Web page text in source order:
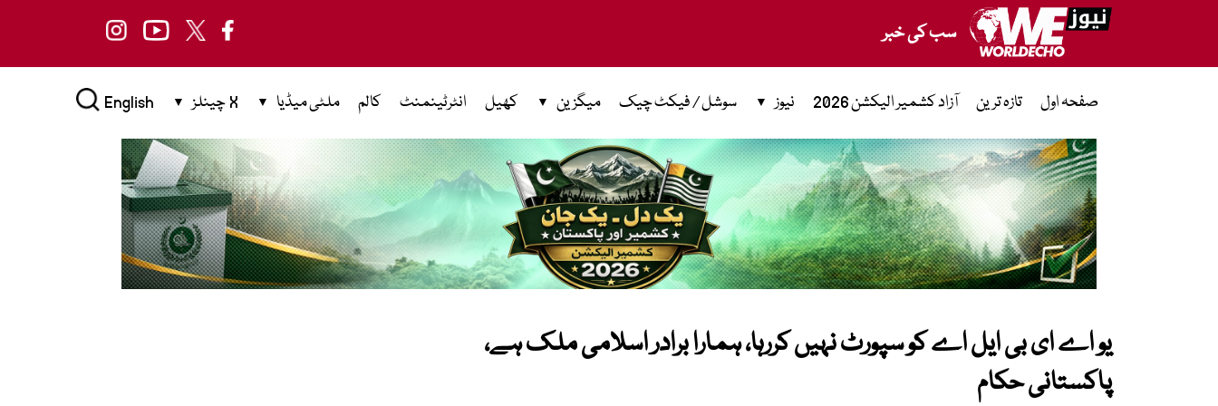
سب کی خبر
صفحہ اول تازہ ترین آزاد کشمیر الیکشن 2026 نیوز سوشل / فیکٹ چیک میگزین کھیل انٹرٹینمنٹ کالم ملٹی میڈیا X چینلز English
یو اے ای بی ایل اے کو سپورٹ نہیں کررہا، ہمارا برادر اسلامی ملک ہے،
پاکستانی حکام